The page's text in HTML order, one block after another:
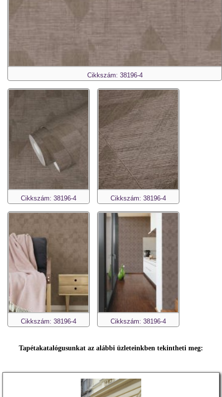
Cikkszám: 38196-4
Cikkszám: 38196-4 Cikkszám: 38196-4
Cikkszám: 38196-4 Cikkszám: 38196-4
Tapétakatalógusunkat az alábbi üzleteinkben tekintheti meg: